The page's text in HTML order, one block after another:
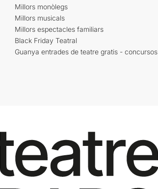
Millors monòlegs
Millors musicals
Millors espectacles familiars
Black Friday Teatral
Guanya entrades de teatre gratis - concursos